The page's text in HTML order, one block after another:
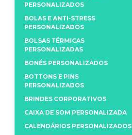
PERSONALIZADOS
BOLAS E ANTI-STRESS
PERSONALIZADOS
BOLSAS TÉRMICAS
PERSONALIZADAS
BONÉS PERSONALIZADOS
BOTTONS E PINS
PERSONALIZADOS
BRINDES CORPORATIVOS
CAIXA DE SOM PERSONALIZADA
CALENDÁRIOS PERSONALIZADOS